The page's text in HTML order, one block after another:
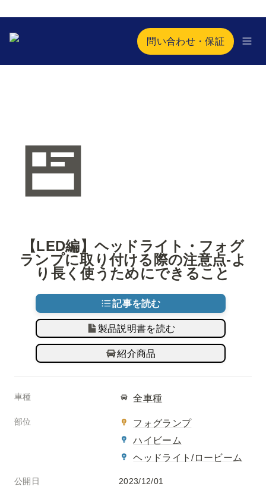
問い合わせ・保証
【LED編】ヘッドライト・フォグ
ランプに取り付ける際の注意点-よ
り長く使うためにできること
記事を読む
製品説明書を読む
紹介商品
車種 全車種
部位
フォグランプ
ハイビーム
ヘッドライト/ロービーム
公開日 2023/12/01